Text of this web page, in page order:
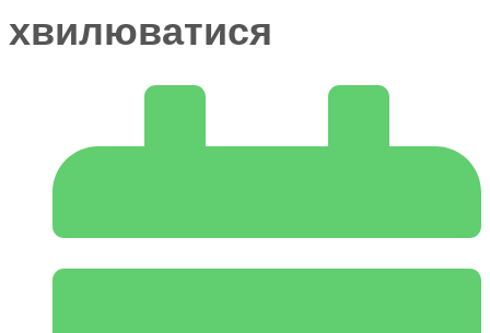
хвилюватися